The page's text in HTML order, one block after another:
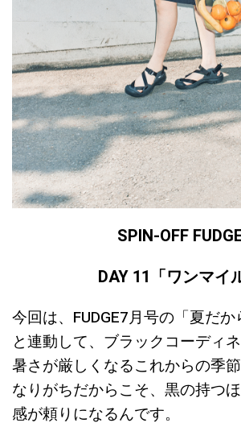
SPIN-OFF
DAY 11 「ワンマイ
今回は、FUDGE7月号の「夏だか
と連動して、ブラックコーディネ
暑さが厳しくなるこれからの季
なりがちだからこそ、黒の持つ
感が頼りになるんです。